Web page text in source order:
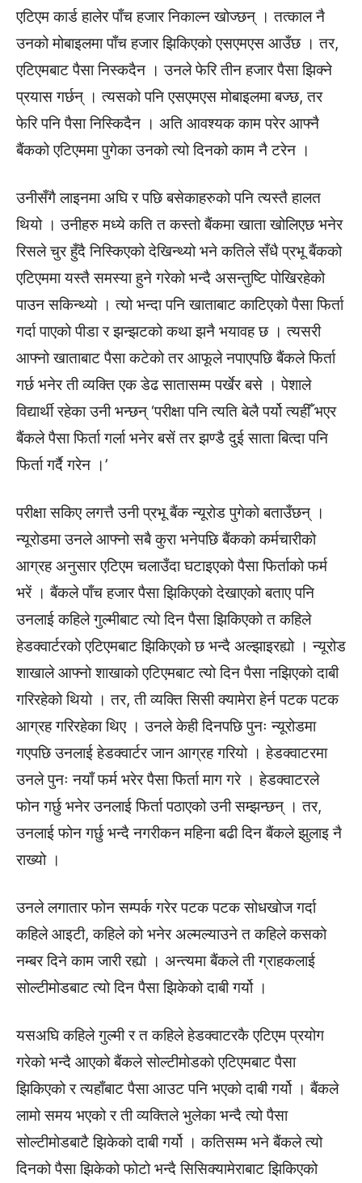
एटिएम कार्ड हालेर पाँच हजार निकाल्न खोज्छन् । तत्काल नै
उनको मोबाइलमा पाँच हजार झिकिएको एसएमएस आउँछ । तर,
एटिएमबाट पैसा निस्कदैन । उनले फेरि तीन हजार पैसा झिक्ने
प्रयास गर्छन् । त्यसको पनि एसएमएस मोबाइलमा बज्छ, तर
फेरि पनि पैसा निस्किदैन । अति आवश्यक काम परेर आफ्नै
बैंकको एटिएममा पुगेका उनको त्यो दिनको काम नै टरेन ।
उनीसँगै लाइनमा अघि र पछि बसेकाहरुको पनि त्यस्तै हालत
थियो । उनीहरु मध्ये कति त कस्तो बैंकमा खाता खोलिएछ भनेर
रिसले चुर हुँदै निस्किएको देखिन्थ्यो भने कतिले सँधै प्रभू बैंकको
एटिएममा यस्तै समस्या हुने गरेको भन्दै असन्तुष्टि पोखिरहेको
पाउन सकिन्थ्यो । त्यो भन्दा पनि खाताबाट काटिएको पैसा फिर्ता
गर्दा पाएको पीडा र झन्झटको कथा झनै भयावह छ । त्यसरी
आफ्नो खाताबाट पैसा कटेको तर आफूले नपाएपछि बैंकले फिर्ता
गर्छ भनेर ती व्यक्ति एक डेढ सातासम्म पर्खेर बसे । पेशाले
विद्यार्थी रहेका उनी भन्छन् ‘परीक्षा पनि त्यति बेलै पर्यो त्यहीँ भएर
बैंकले पैसा फिर्ता गर्ला भनेर बसें तर झण्डै दुई साता बित्दा पनि
फिर्ता गर्दै गरेन ।’
परीक्षा सकिए लगत्तै उनी प्रभू बैंक न्यूरोड पुगेकाे बताउँछन् ।
न्यूरोडमा उनले आफ्नो सबै कुरा भनेपछि बैंकको कर्मचारीको
आग्रह अनुसार एटिएम चलाउँदा घटाइएको पैसा फिर्ताको फर्म
भरें । बैंकले पाँच हजार पैसा झिकिएको देखाएको बताए पनि
उनलाई कहिले गुल्मीबाट त्यो दिन पैसा झिकिएको त कहिले
हेडक्वार्टरको एटिएमबाट झिकिएको छ भन्दै अल्झाइरह्यो । न्यूरोड
शाखाले आफ्नो शाखाको एटिएमबाट त्यो दिन पैसा नझिएको दाबी
गरिरहेको थियो । तर, ती व्यक्ति सिसी क्यामेरा हेर्न पटक पटक
आग्रह गरिरहेका थिए । उनले केही दिनपछि पुनः न्यूरोडमा
गएपछि उनलाई हेडक्वार्टर जान आग्रह गरियो । हेडक्वाटरमा
उनले पुनः नयाँ फर्म भरेर पैसा फिर्ता माग गरे । हेडक्वाटरले
फोन गर्छु भनेर उनलाई फिर्ता पठाएको उनी सम्झन्छन् । तर,
उनलाई फोन गर्छु भन्दै नगरीकन महिना बढी दिन बैंकले झुलाइ नै
राख्यो ।
उनले लगातार फोन सम्पर्क गरेर पटक पटक सोधखोज गर्दा
कहिले आइटी, कहिले को भनेर अल्मल्याउने त कहिले कसको
नम्बर दिने काम जारी रह्यो । अन्त्यमा बैंकले ती ग्राहकलाई
सोल्टीमोडबाट त्यो दिन पैसा झिकेको दाबी गर्यो ।
यसअघि कहिले गुल्मी र त कहिले हेडक्वाटरकै एटिएम प्रयोग
गरेको भन्दै आएको बैंकले सोल्टीमोडको एटिएमबाट पैसा
झिकिएको र त्यहाँबाट पैसा आउट पनि भएको दाबी गर्यो । बैंकले
लामो समय भएको र ती व्यक्तिले भुलेका भन्दै त्यो पैसा
सोल्टीमोडबाटै झिकेको दाबी गर्यो । कतिसम्म भने बैंकले त्यो
दिनको पैसा झिकेको फोटो भन्दै सिसिक्यामेराबाट झिकिएको